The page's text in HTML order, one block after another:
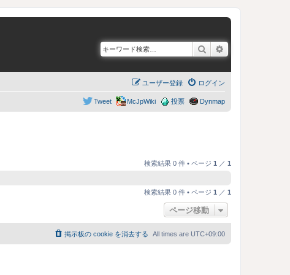
検索
ログイン
ユーザー登録
Dynmap
投票
McJpWiki
Tweet
検索結果 0 件 • ページ 1 ／ 1
検索結果 0 件 • ページ 1 ／ 1
ページ移動
All times are UTC+09:00
掲示板の cookie を消去する